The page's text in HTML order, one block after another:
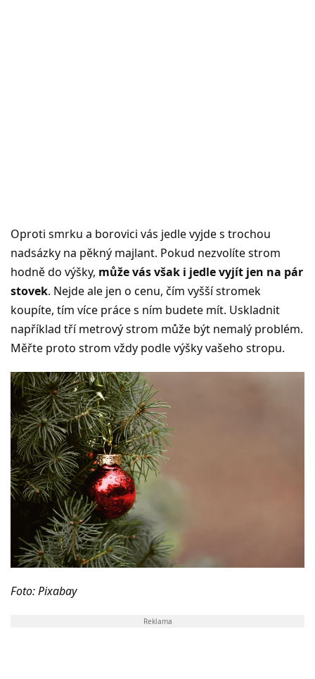
Oproti smrku a borovici vás jedle vyjde s trochou
nadsázky na pěkný majlant. Pokud nezvolíte strom
hodně do výšky, může vás však i jedle vyjít jen na pár
stovek. Nejde ale jen o cenu, čím vyšší stromek
koupíte, tím více práce s ním budete mít. Uskladnit
například tří metrový strom může být nemalý problém.
Měřte proto strom vždy podle výšky vašeho stropu.
Foto: Pixabay
Reklama